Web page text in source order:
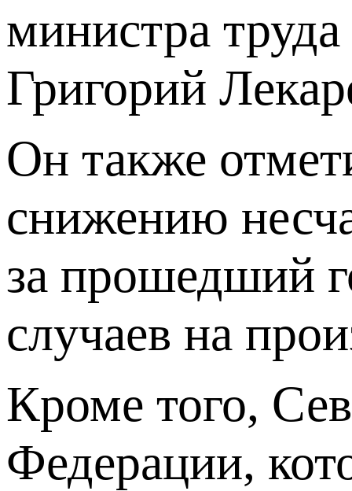
министра
Григорий
Он также
снижению
за прошедший
случаев на
Кроме того,
Федерации,